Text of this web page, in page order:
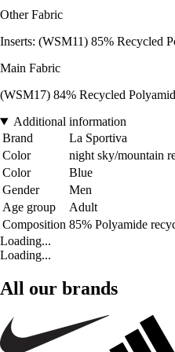
Other Fabric
Inserts: (WSM11) 85% Recycled
Main Fabric
(WSM17) 84% Recycled
Additional information
Brand
La Sportiva
Color
night sky/mountain
Color
Blue
Gender
Men
Age group
Adult
Composition 85% Polyamide
Loading...
Loading...
All our brands